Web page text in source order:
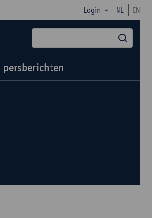
Login NL EN
persberichten